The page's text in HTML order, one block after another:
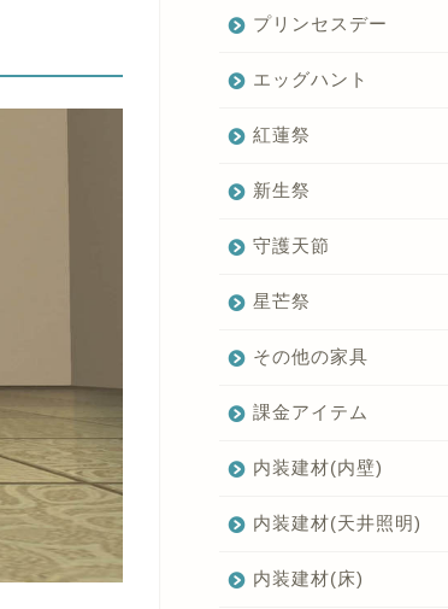
プリンセスデー
エッグハント
紅蓮祭
新生祭
守護天節
星芒祭
その他の家具
課金アイテム
内装建材(内壁)
内装建材(天井照明)
内装建材(床)